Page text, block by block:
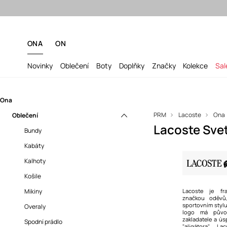
ONA ON
Novinky Oblečení Boty Doplňky Značky Kolekce
Ona
Oblečení
Bundy
Kabáty
Kalhoty
Košile
Mikiny
Overaly
Spodní prádlo
PRM Lacoste Ona
Lacoste
Lacoste je
značkou
sportovním
logo má
zakladatele a